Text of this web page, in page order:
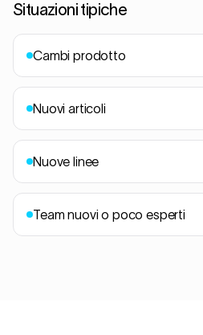
Situazioni tipiche
Cambi prodotto
Nuovi articoli
Nuove linee
Team nuovi o poco esperti